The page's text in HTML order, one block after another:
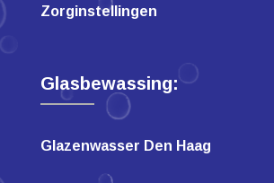
Zorginstellingen
Glasbewassing:
Glazenwasser Den Haag